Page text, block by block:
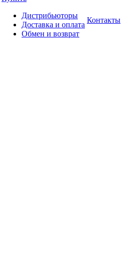
Дистрибьюторы
Доставка и оплата
Обмен и возврат
Контакты